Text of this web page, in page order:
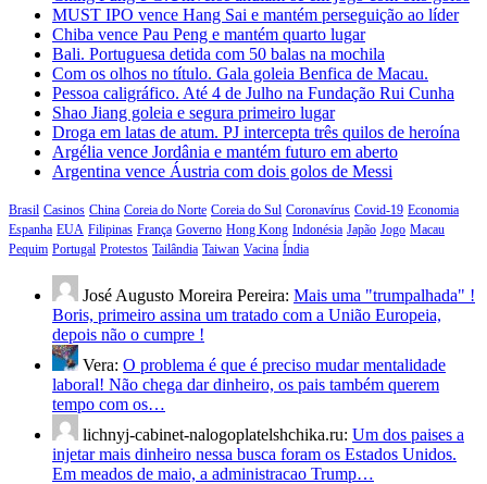
MUST IPO vence Hang Sai e mantém perseguição ao líder
Chiba vence Pau Peng e mantém quarto lugar
Bali. Portuguesa detida com 50 balas na mochila
Com os olhos no título. Gala goleia Benfica de Macau.
Pessoa caligráfico. Até 4 de Julho na Fundação Rui Cunha
Shao Jiang goleia e segura primeiro lugar
Droga em latas de atum. PJ intercepta três quilos de heroína
Argélia vence Jordânia e mantém futuro em aberto
Argentina vence Áustria com dois golos de Messi
Brasil Casinos China Coreia do Norte Coreia do Sul Coronavírus Covid-19 Economia
Espanha EUA Filipinas França Governo Hong Kong Indonésia Japão Jogo Macau
Pequim Portugal Protestos Tailândia Taiwan Vacina Índia
José Augusto Moreira Pereira: Mais uma "trumpalhada" !
Boris, primeiro assina um tratado com a União Europeia,
depois não o cumpre !
Vera: O problema é que é preciso mudar mentalidade
laboral! Não chega dar dinheiro, os pais também querem
tempo com os…
lichnyj-cabinet-nalogoplatelshchika.ru: Um dos paises a
injetar mais dinheiro nessa busca foram os Estados Unidos.
Em meados de maio, a administracao Trump…